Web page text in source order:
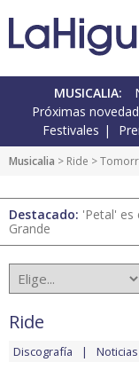
MUSICALIA:
Próximas
Festivales
Musicalia > Ride >
Destacado: 'Petal' es
Grande
Ride
Discografía Noticias